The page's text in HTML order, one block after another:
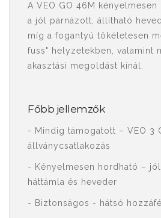
A VEO GO 46M kényelmesen
a jól párnázott, állítható
míg a fogantyú tökéletesen
fuss" helyzetekben, valamint
akasztási megoldást kínál.
Főbb jellemzők
- Mindig támogatott – VEO 3
állványcsatlakozás
- Kényelmesen hordható –
háttámla és heveder
- Biztonságos - hátsó